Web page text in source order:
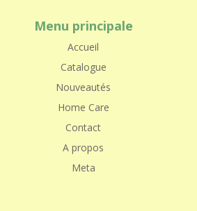
Menu principale
Accueil
Catalogue
Nouveautés
Home Care
Contact
A propos
Meta